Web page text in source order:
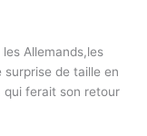
Allemands,les
surprise de taille en
qui ferait son retour